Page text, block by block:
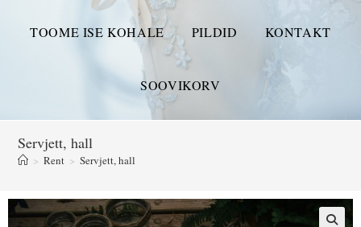
TOOME ISE KOHALE PILDID KONTAKT
SOOVIKORV
Servjett, hall
> Rent > Servjett, hall